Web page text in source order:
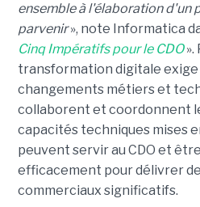
ensemble à l'élaboration d'un
parvenir», note Informatica
Cinq Impératifs pour le CDO».
transformation digitale exige
changements métiers et
collaborent et coordonnent
capacités techniques mises
peuvent servir au CDO et
efficacement pour délivrer
commerciaux significatifs.